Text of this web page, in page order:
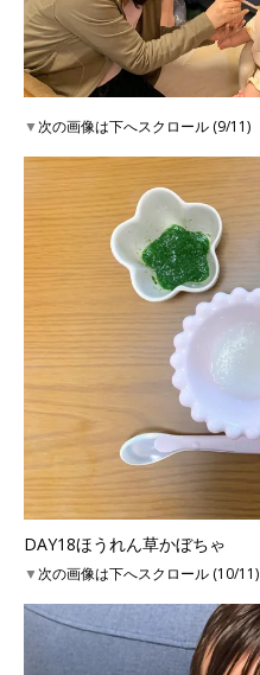
▼次の画像は下へスクロール (9/11)
DAY18ほうれん草かぼちゃ
▼次の画像は下へスクロール (10/11)